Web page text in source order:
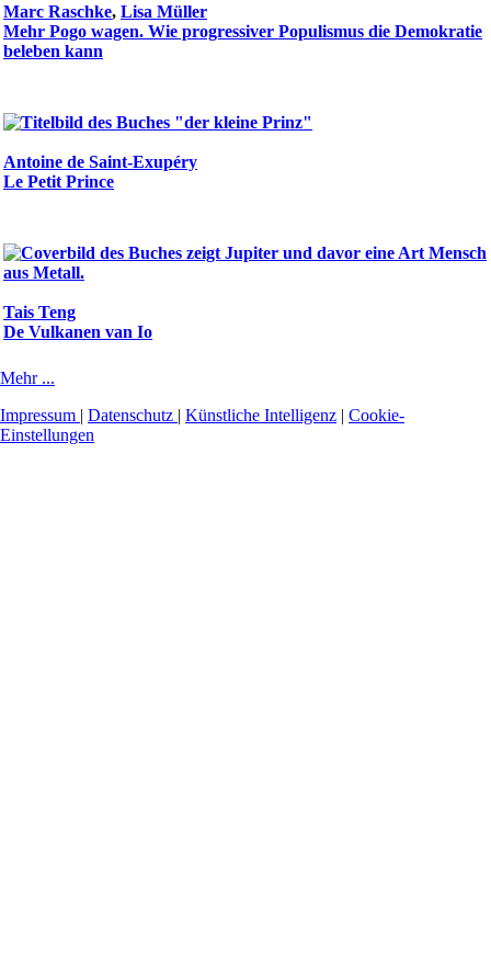
Marc Raschke, Lisa Müller
Mehr Pogo wagen. Wie progressiver Populismus die Demokratie
beleben kann
Antoine de Saint-Exupéry
Le Petit Prince
Tais Teng
De Vulkanen van Io
Mehr ...
Impressum | Datenschutz | Künstliche Intelligenz | Cookie-
Einstellungen